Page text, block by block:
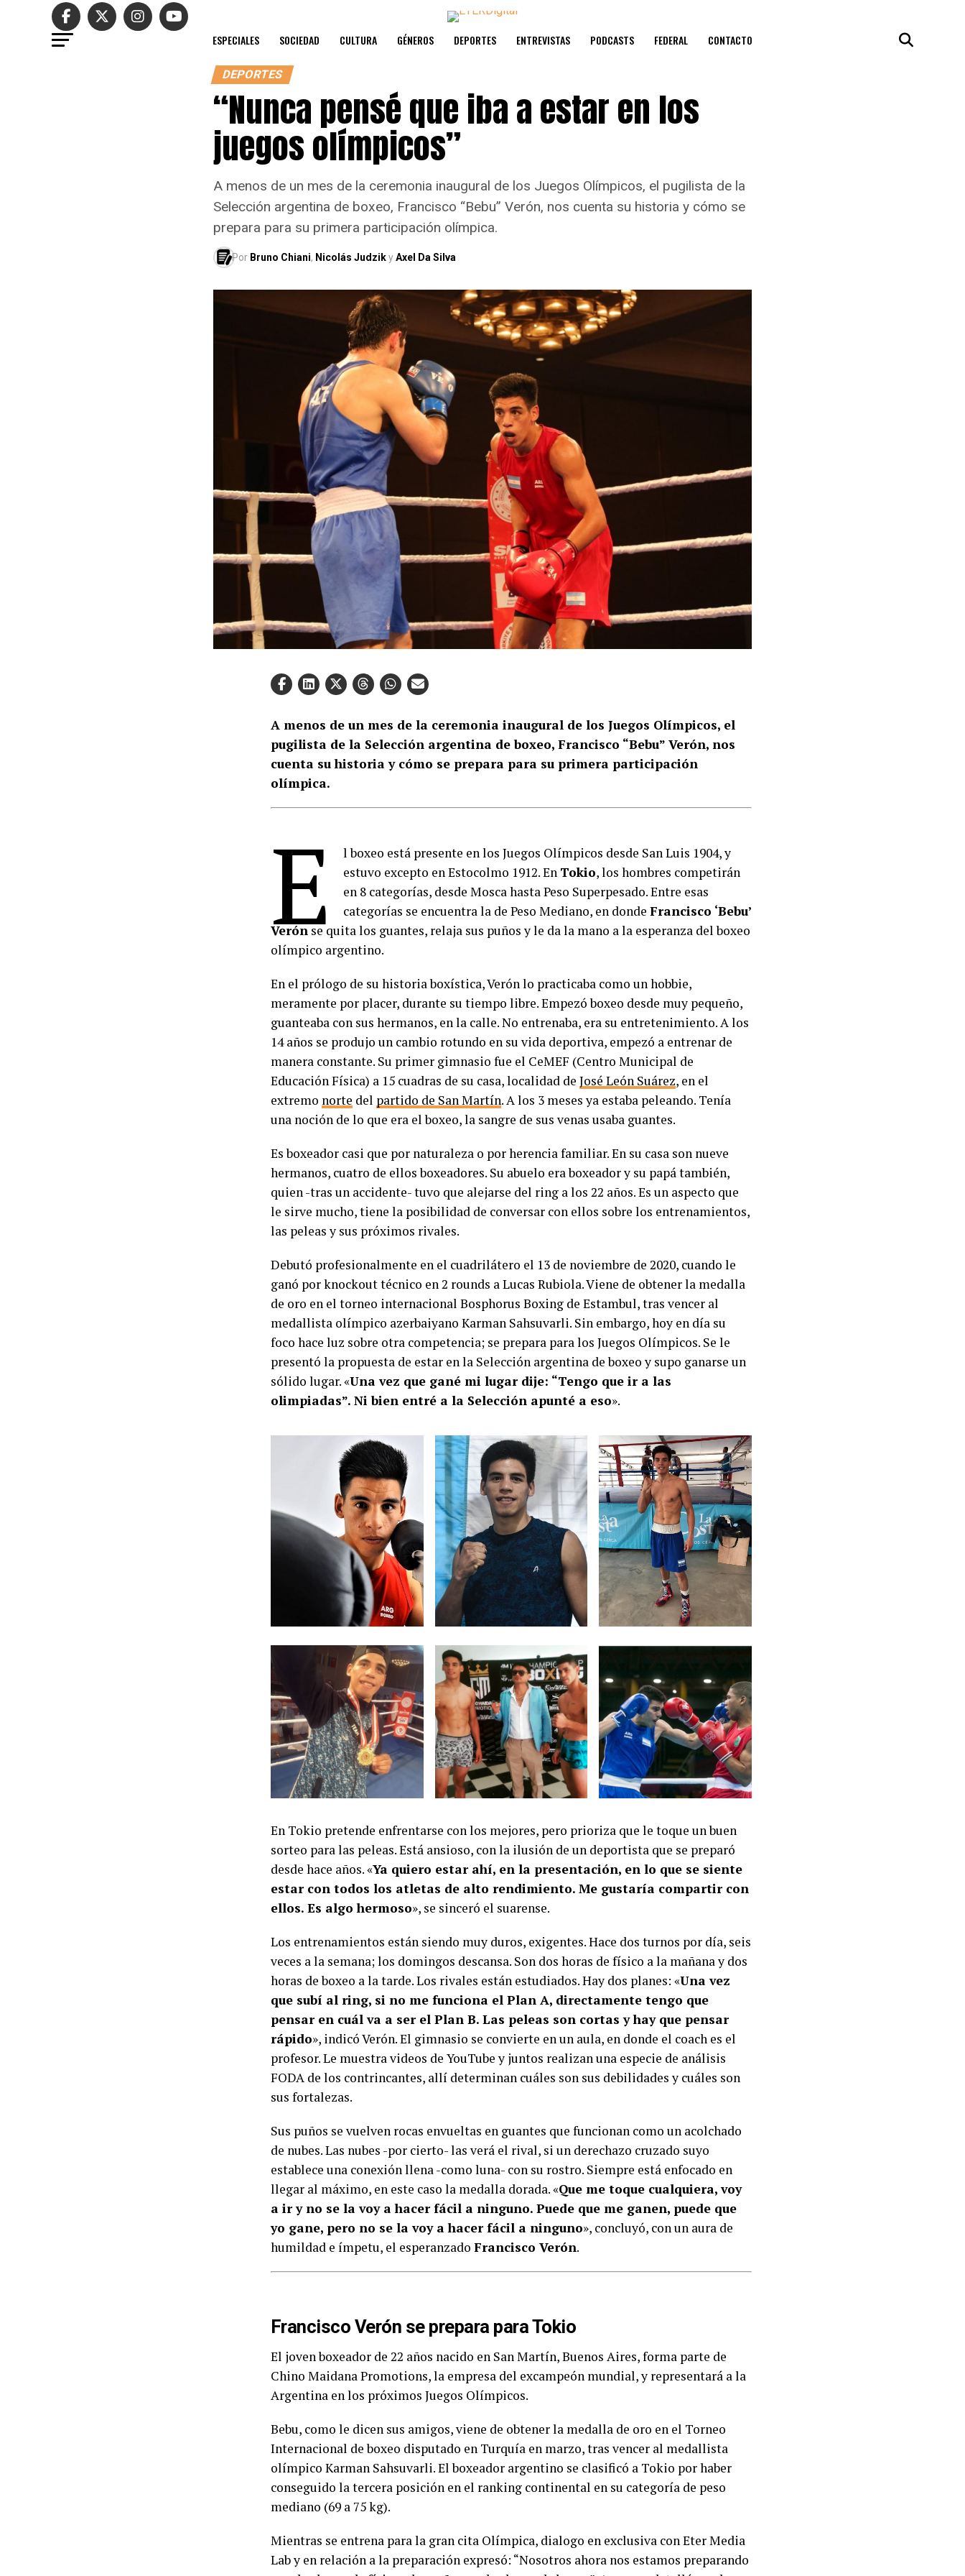
ESPECIALES SOCIEDAD CULTURA GÉNEROS DEPORTES ENTREVISTAS PODCASTS FEDERAL CONTACTO
DEPORTES
“Nunca pensé que iba a estar en los
juegos olímpicos”
A menos de un mes de la ceremonia inaugural de los Juegos Olímpicos, el pugilista de la
Selección argentina de boxeo, Francisco “Bebu” Verón, nos cuenta su historia y cómo se
prepara para su primera participación olímpica.
Por Bruno Chiani, Nicolás JudzikyAxel Da Silva
A menos de un mes de la ceremonia inaugural de los Juegos Olímpicos, el
pugilista de la Selección argentina de boxeo, Francisco “Bebu” Verón, nos
cuenta su historia y cómo se prepara para su primera participación
olímpica.
E
l boxeo está presente en los Juegos Olímpicos desde San Luis 1904, y
estuvo excepto en Estocolmo 1912. En Tokio, los hombres competirán
en 8 categorías, desde Mosca hasta Peso Superpesado. Entre esas
categorías se encuentra la de Peso Mediano, en donde Francisco ‘Bebu’
Verón se quita los guantes, relaja sus puños y le da la mano a la esperanza del boxeo
olímpico argentino.
En el prólogo de su historia boxística, Verón lo practicaba como un hobbie,
meramente por placer, durante su tiempo libre. Empezó boxeo desde muy pequeño,
guanteaba con sus hermanos, en la calle. No entrenaba, era su entretenimiento. A los
14 años se produjo un cambio rotundo en su vida deportiva, empezó a entrenar de
manera constante. Su primer gimnasio fue el CeMEF (Centro Municipal de
Educación Física) a 15 cuadras de su casa, localidad de José León Suárez, en el
extremo norte del partido de San Martín. A los 3 meses ya estaba peleando. Tenía
una noción de lo que era el boxeo, la sangre de sus venas usaba guantes.
Es boxeador casi que por naturaleza o por herencia familiar. En su casa son nueve
hermanos, cuatro de ellos boxeadores. Su abuelo era boxeador y su papá también,
quien -tras un accidente- tuvo que alejarse del ring a los 22 años. Es un aspecto que
le sirve mucho, tiene la posibilidad de conversar con ellos sobre los entrenamientos,
las peleas y sus próximos rivales.
Debutó profesionalmente en el cuadrilátero el 13 de noviembre de 2020, cuando le
ganó por knockout técnico en 2 rounds a Lucas Rubiola. Viene de obtener la medalla
de oro en el torneo internacional Bosphorus Boxing de Estambul, tras vencer al
medallista olímpico azerbaiyano Karman Sahsuvarli. Sin embargo, hoy en día su
foco hace luz sobre otra competencia; se prepara para los Juegos Olímpicos. Se le
presentó la propuesta de estar en la Selección argentina de boxeo y supo ganarse un
sólido lugar. «Una vez que gané mi lugar dije: “Tengo que ir a las
olimpiadas”. Ni bien entré a la Selección apunté a eso».
En Tokio pretende enfrentarse con los mejores, pero prioriza que le toque un buen
sorteo para las peleas. Está ansioso, con la ilusión de un deportista que se preparó
desde hace años. «Ya quiero estar ahí, en la presentación, en lo que se siente
estar con todos los atletas de alto rendimiento. Me gustaría compartir con
ellos. Es algo hermoso», se sinceró el suarense.
Los entrenamientos están siendo muy duros, exigentes. Hace dos turnos por día, seis
veces a la semana; los domingos descansa. Son dos horas de físico a la mañana y dos
horas de boxeo a la tarde. Los rivales están estudiados. Hay dos planes: «Una vez
que subí al ring, si no me funciona el Plan A, directamente tengo que
pensar en cuál va a ser el Plan B. Las peleas son cortas y hay que pensar
rápido», indicó Verón. El gimnasio se convierte en un aula, en donde el coach es el
profesor. Le muestra videos de YouTube y juntos realizan una especie de análisis
FODA de los contrincantes, allí determinan cuáles son sus debilidades y cuáles son
sus fortalezas.
Sus puños se vuelven rocas envueltas en guantes que funcionan como un acolchado
de nubes. Las nubes -por cierto- las verá el rival, si un derechazo cruzado suyo
establece una conexión llena -como luna- con su rostro. Siempre está enfocado en
llegar al máximo, en este caso la medalla dorada. «Que me toque cualquiera, voy
a ir y no se la voy a hacer fácil a ninguno. Puede que me ganen, puede que
yo gane, pero no se la voy a hacer fácil a ninguno», concluyó, con un aura de
humildad e ímpetu, el esperanzado Francisco Verón.
Francisco Verón se prepara para Tokio
El joven boxeador de 22 años nacido en San Martín, Buenos Aires, forma parte de
Chino Maidana Promotions, la empresa del excampeón mundial, y representará a la
Argentina en los próximos Juegos Olímpicos.
Bebu, como le dicen sus amigos, viene de obtener la medalla de oro en el Torneo
Internacional de boxeo disputado en Turquía en marzo, tras vencer al medallista
olímpico Karman Sahsuvarli. El boxeador argentino se clasificó a Tokio por haber
conseguido la tercera posición en el ranking continental en su categoría de peso
mediano (69 a 75 kg).
Mientras se entrena para la gran cita Olímpica, dialogo en exclusiva con Eter Media
Lab y en relación a la preparación expresó: “Nosotros ahora nos estamos preparando